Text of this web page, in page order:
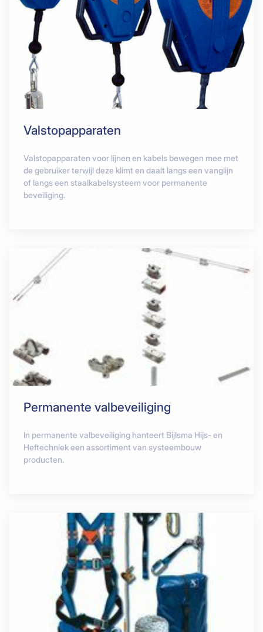
Valstopapparaten
Valstopapparaten voor lijnen en kabels bewegen mee met
de gebruiker terwijl deze klimt en daalt langs een vanglijn
of langs een staalkabelsysteem voor permanente
beveiliging.
Permanente valbeveiliging
In permanente valbeveiliging hanteert Bijlsma Hijs- en
Heftechniek een assortiment van systeembouw
producten.